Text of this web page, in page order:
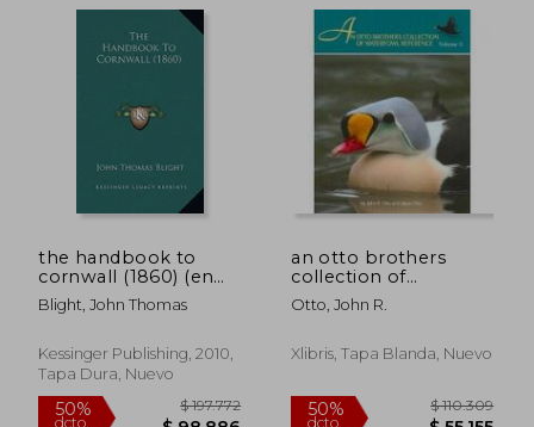
the handbook to
cornwall (1860) (en
Inglés)
Blight, John Thomas
Kessinger Publishing, 2010,
Tapa Dura, Nuevo
an otto brothers
collection of
waterfowl reference
(en Inglés)
Otto, John R.
Xlibris, Tapa Blanda, Nuevo